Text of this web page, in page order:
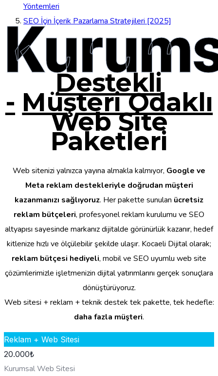
Yöntemleri
SEO İçin İçerik Pazarlama Stratejileri [2025]
Destekli
- Müşteri Odaklı
Web Site
Paketleri
Web sitenizi yalnızca yayına almakla kalmıyor, Google ve
Meta reklam destekleriyle doğrudan müşteri
kazanmanızı sağlıyoruz. Her pakette sunulan ücretsiz
reklam bütçeleri, profesyonel reklam kurulumu ve SEO
altyapısı sayesinde markanız dijitalde görünürlük kazanır, hedef
kitlenize hızlı ve ölçülebilir şekilde ulaşır. Kocaeli Dijital olarak;
reklam bütçesi hediyeli, mobil ve SEO uyumlu web site
çözümlerimizle işletmenizin dijital yatırımlarını gerçek sonuçlara
dönüştürüyoruz.
Web sitesi + reklam + teknik destek tek pakette, tek hedefle:
daha fazla müşteri.
Reklam + Web Sitesi
20.000₺
Kurumsal Web Sitesi